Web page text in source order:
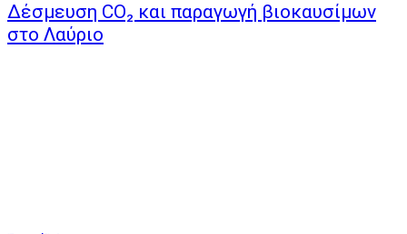
Δέσμευση CO₂ και παραγωγή βιοκαυσίμων
στο Λαύριο